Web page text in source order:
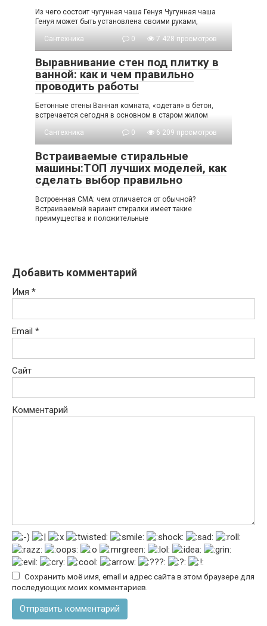
Из чего состоит чугунная чаша Генуя Чугунная чаша
Генуя может быть установлена своими руками,
Сантехника 0 7 428 просмотров
Выравнивание стен под плитку в
ванной: как и чем правильно
проводить работы
Бетонные стены Ванная комната, «одетая» в бетон,
встречается сегодня в основном в старом жилом
Сантехника 0 6 209 просмотров
Встраиваемые стиральные
машины:ТОП лучших моделей, как
сделать выбор правильно
Встроенная СМА: чем отличается от обычной?
Встраиваемый вариант стиралки имеет такие
преимущества и положительные
Добавить комментарий
Имя *
Email *
Сайт
Комментарий
Сохранить моё имя, email и адрес сайта в этом браузере для
последующих моих комментариев.